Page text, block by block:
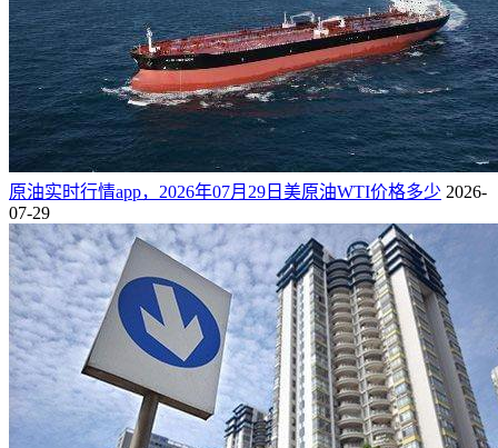
原油实时行情app，2026年07月29日美原油WTI价格多少 2026-
07-29